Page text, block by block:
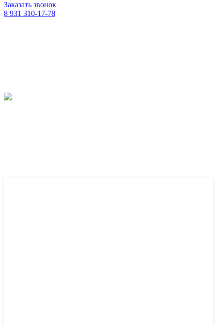
Заказать звонок
8 931 310-17-78